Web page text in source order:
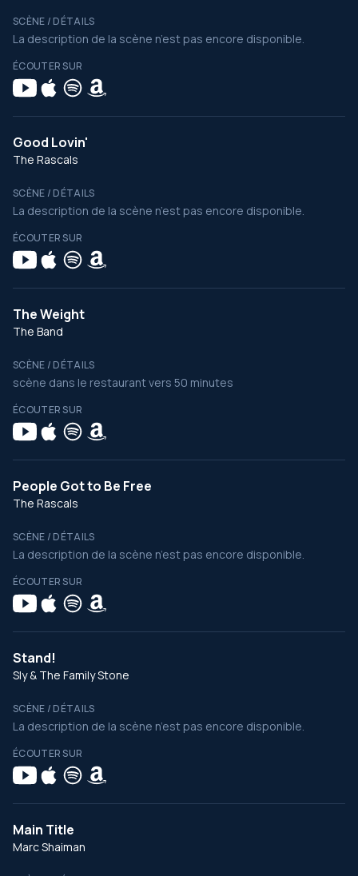
SCÈNE / DÉTAILS
La description de la scène n’est pas encore disponible.
ÉCOUTER SUR
Good Lovin'
The Rascals
SCÈNE / DÉTAILS
La description de la scène n’est pas encore disponible.
ÉCOUTER SUR
The Weight
The Band
SCÈNE / DÉTAILS
scène dans le restaurant vers 50 minutes
ÉCOUTER SUR
People Got to Be Free
The Rascals
SCÈNE / DÉTAILS
La description de la scène n’est pas encore disponible.
ÉCOUTER SUR
Stand!
Sly & The Family Stone
SCÈNE / DÉTAILS
La description de la scène n’est pas encore disponible.
ÉCOUTER SUR
Main Title
Marc Shaiman